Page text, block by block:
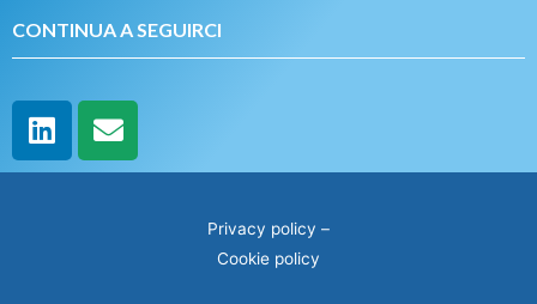
CONTINUA A SEGUIRCI
Privacy policy –
Cookie policy